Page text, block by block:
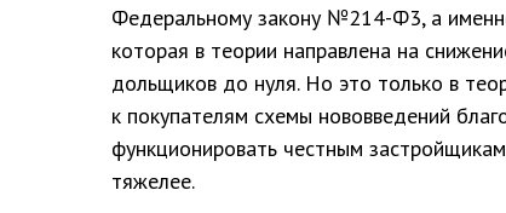
Федеральному закону №214-Ф3, а
которая в теории направлена на
дольщиков до нуля. Но это только в
к покупателям схемы нововведений
функционировать честным
тяжелее.